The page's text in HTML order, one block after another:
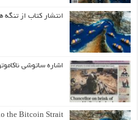
انتشار کتاب از
اشاره ساتوشی
the Bitcoin Strait